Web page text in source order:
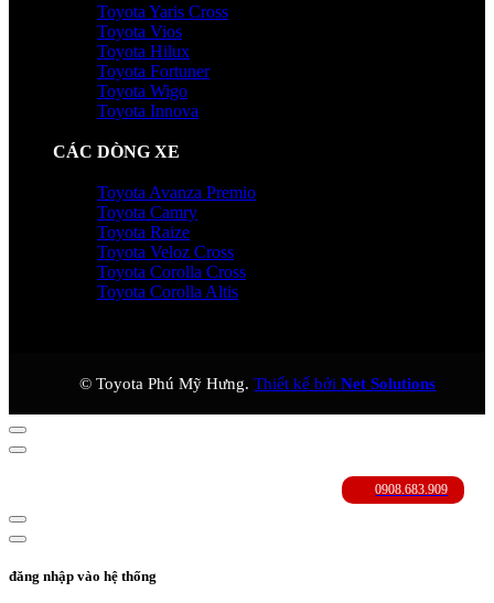
Toyota Yaris Cross
Toyota Vios
Toyota Hilux
Toyota Fortuner
Toyota Wigo
Toyota Innova
CÁC DÒNG XE
Toyota Avanza Premio
Toyota Camry
Toyota Raize
Toyota Veloz Cross
Toyota Corolla Cross
Toyota Corolla Altis
© Toyota Phú Mỹ Hưng.Thiết kế bởiNet Solutions
đăng nhập vào hệ thống